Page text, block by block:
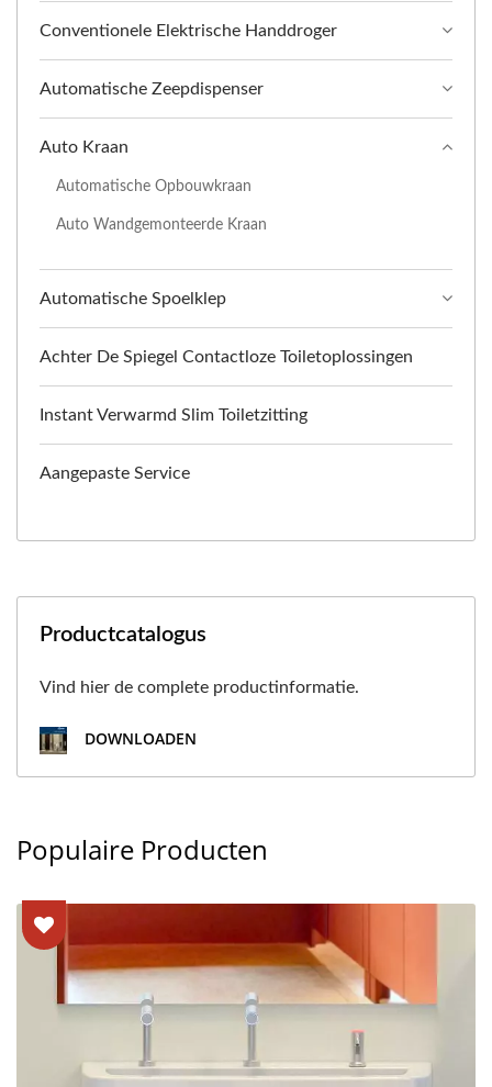
Conventionele Elektrische Handdroger
Automatische Zeepdispenser
Auto Kraan
Automatische Opbouwkraan
Auto Wandgemonteerde Kraan
Automatische Spoelklep
Achter De Spiegel Contactloze Toiletoplossingen
Instant Verwarmd Slim Toiletzitting
Aangepaste Service
Productcatalogus
Vind hier de complete productinformatie.
DOWNLOADEN
Populaire Producten